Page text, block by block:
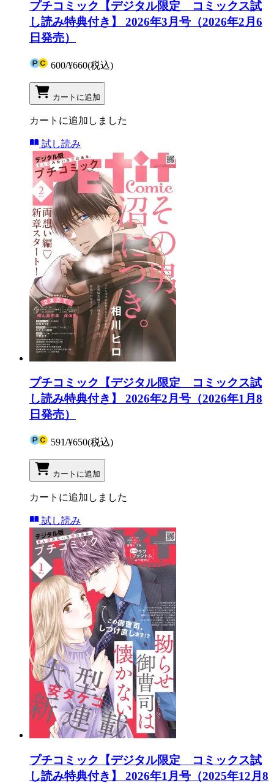
プチコミック【デジタル限定 コミックス試
し読み特典付き】 2026年3月号（2026年2月6
日発売）
600/¥660(税込)
カートに追加
カートに追加しました
試し読み
プチコミック【デジタル限定 コミックス試
し読み特典付き】 2026年2月号（2026年1月8
日発売）
591/¥650(税込)
カートに追加
カートに追加しました
試し読み
プチコミック【デジタル限定 コミックス試
し読み特典付き】 2026年1月号（2025年12月8